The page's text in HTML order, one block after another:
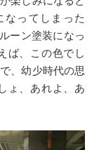
なってしまった
ーン塗装になっ
ば、この色でし
、幼少時代の思
ょ、あれよ、あ